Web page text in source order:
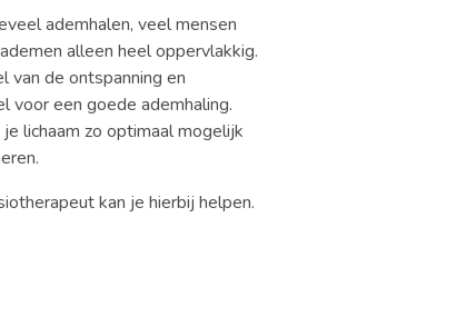
ademhalen, veel mensen
alleen heel oppervlakkig.
van de ontspanning en
voor een goede ademhaling.
lichaam zo optimaal mogelijk
kan je hierbij helpen.